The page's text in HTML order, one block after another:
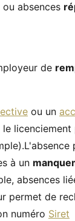
ou absences
de
ou un
le
à un
absences
permet de
numéro Siret